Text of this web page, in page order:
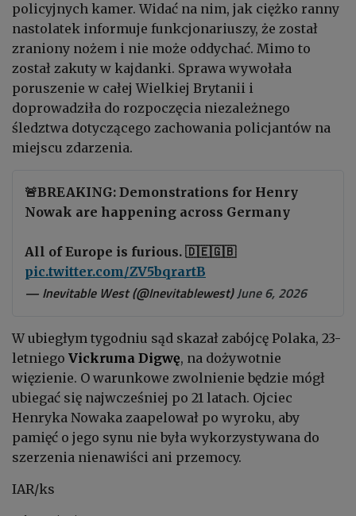
policyjnych kamer. Widać na nim, jak ciężko ranny
nastolatek informuje funkcjonariuszy, że został
zraniony nożem i nie może oddychać. Mimo to
został zakuty w kajdanki. Sprawa wywołała
poruszenie w całej Wielkiej Brytanii i
doprowadziła do rozpoczęcia niezależnego
śledztwa dotyczącego zachowania policjantów na
miejscu zdarzenia.
🚨BREAKING: Demonstrations for Henry
Nowak are happening across Germany
All of Europe is furious. 🇩🇪🇬🇧
pic.twitter.com/ZV5bqrartB
— Inevitable West (@Inevitablewest)June 6, 2026
W ubiegłym tygodniu sąd skazał zabójcę Polaka, 23-
letniego Vickruma Digwę, na dożywotnie
więzienie. O warunkowe zwolnienie będzie mógł
ubiegać się najwcześniej po 21 latach. Ojciec
Henryka Nowaka zaapelował po wyroku, aby
pamięć o jego synu nie była wykorzystywana do
szerzenia nienawiści ani przemocy.
IAR/ks